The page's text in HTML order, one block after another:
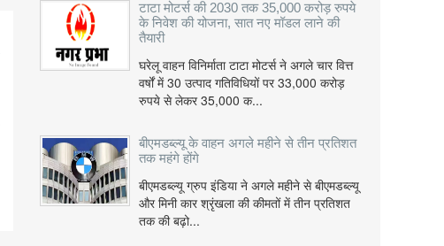
टाटा मोटर्स की 2030 तक 35,000 करोड़ रुपये
के निवेश की योजना, सात नए मॉडल लाने की
तैयारी
घरेलू वाहन विनिर्माता टाटा मोटर्स ने अगले चार वित्त
वर्षों में 30 उत्पाद गतिविधियों पर 33,000 करोड़
रुपये से लेकर 35,000 क...
बीएमडब्ल्यू के वाहन अगले महीने से तीन प्रतिशत
तक महंगे होंगे
बीएमडब्ल्यू ग्रुप इंडिया ने अगले महीने से बीएमडब्ल्यू
और मिनी कार श्रृंखला की कीमतों में तीन प्रतिशत
तक की बढ़ो...